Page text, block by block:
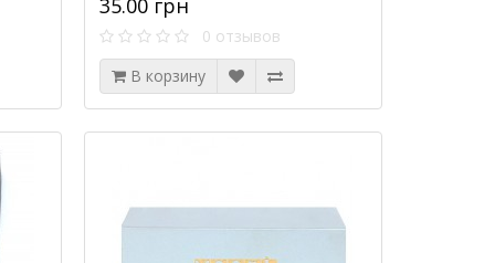
35.00 грн
0 отзывов
В корзину